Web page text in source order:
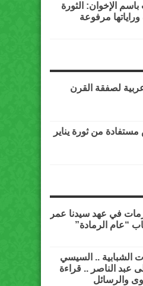
باسم الإخوان: الثورة
مرفوعة
لصفقة القرن
في عهد سيدنا عمر
“عام الرمادة”
الشبابية .. السيسي
عبد الناصر .. قراءة
والرسائل